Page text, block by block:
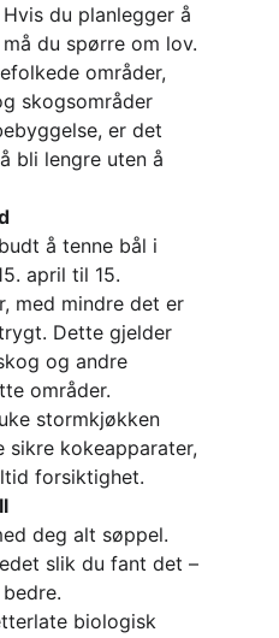
du planlegger å
du spørre om lov.
områder,
skogsområder
er det
bli lengre uten å
å tenne bål i
april til 15.
med mindre det er
Dette gjelder
og andre
områder.
stormkjøkken
sikre kokeapparater,
forsiktighet.
deg alt søppel.
slik du fant det –
biologisk